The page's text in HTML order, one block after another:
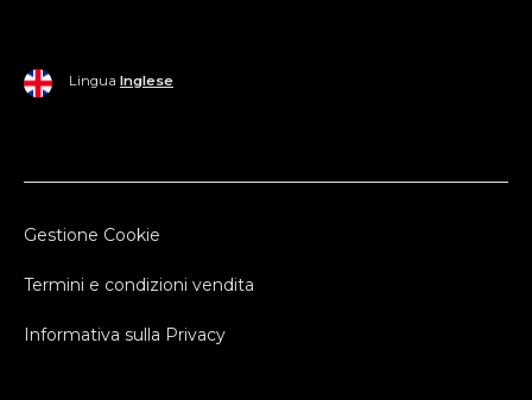
Lingua Inglese
Gestione Cookie
Termini e condizioni vendita
Informativa sulla Privacy